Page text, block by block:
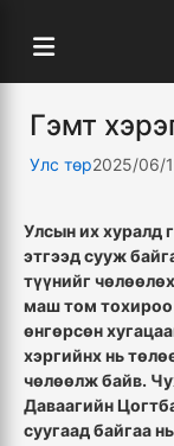
Гэмт
Улс төр2025/06/
Улсын их хуралд
этгээд сууж
түүнийг
маш том тохироо
өнгөрсөн
хэргийнх нь
чөлөөлж байв.
Даваагийн
суугаад байгаа